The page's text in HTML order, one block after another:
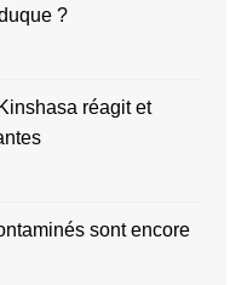
?
réagit et
sont encore